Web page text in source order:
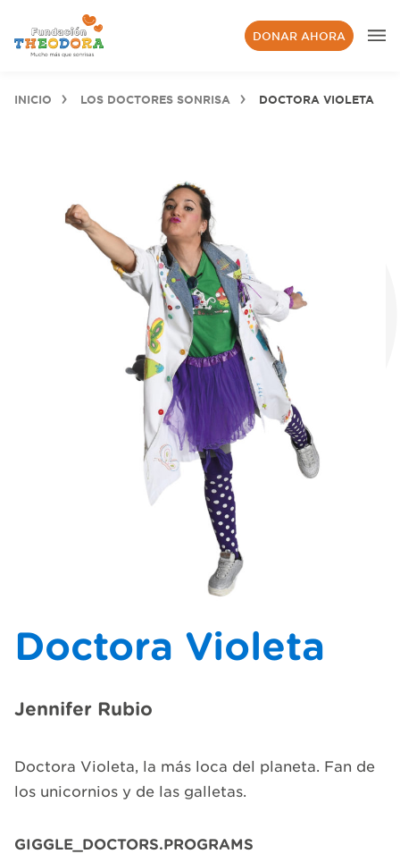
DONAR AHORA
INICIO LOS DOCTORES SONRISA DOCTORA VIOLETA
Doctora Violeta
Jennifer Rubio
Doctora Violeta, la más loca del planeta. Fan de
los unicornios y de las galletas.
GIGGLE_DOCTORS.PROGRAMS